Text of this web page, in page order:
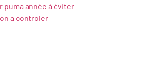
puma année à éviter
a controler